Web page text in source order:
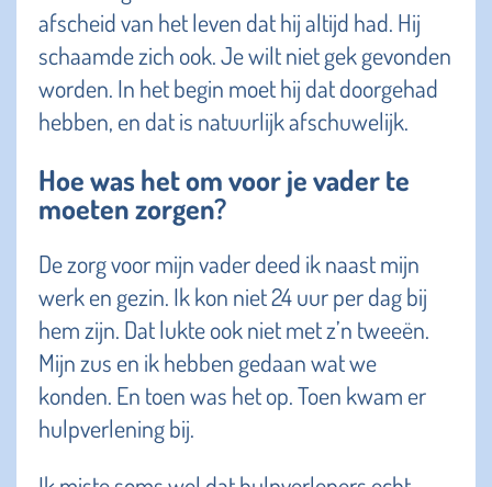
afscheid van het leven dat hij altijd had. Hij
schaamde zich ook. Je wilt niet gek gevonden
worden. In het begin moet hij dat doorgehad
hebben, en dat is natuurlijk afschuwelijk.
Hoe was het om voor je vader te
moeten zorgen?
De zorg voor mijn vader deed ik naast mijn
werk en gezin. Ik kon niet 24 uur per dag bij
hem zijn. Dat lukte ook niet met z’n tweeën.
Mijn zus en ik hebben gedaan wat we
konden. En toen was het op. Toen kwam er
hulpverlening bij.